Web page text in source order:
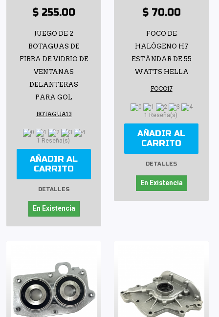
$ 255.00
JUEGO DE 2
BOTAGUAS DE
FIBRA DE VIDRIO DE
VENTANAS
DELANTERAS
PARA GOL
BOTAGUA13
1 Reseña(s)
AÑADIR AL
CARRITO
DETALLES
En Existencia
$ 70.00
FOCO DE
HALÓGENO H7
ESTÁNDAR DE 55
WATTS HELLA
FOCO17
1 Reseña(s)
AÑADIR AL
CARRITO
DETALLES
En Existencia